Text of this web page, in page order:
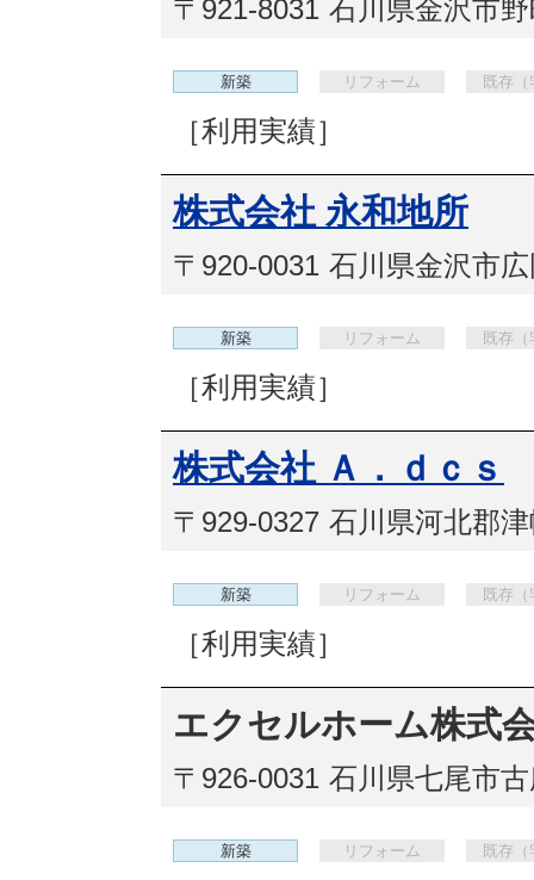
〒921-8031 石川県金沢市
新築 リフォーム 既存（
［利用実績］
株式会社 永和地所
〒920-0031 石川県金沢市
新築 リフォーム 既存（
［利用実績］
株式会社 Ａ．ｄｃｓ
〒929-0327 石川県河北郡
新築 リフォーム 既存（
［利用実績］
エクセルホーム株式
〒926-0031 石川県七尾市
新築 リフォーム 既存（